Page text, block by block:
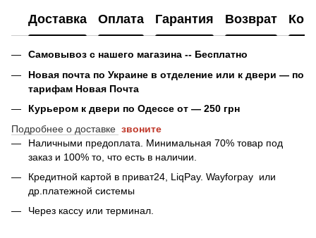
Доставка Оплата Гарантия Возврат
Самовывоз с нашего магазина -- Бесплатно
Новая почта по Украине в отделение или к двери — по
тарифам Новая Почта
Курьером к двери по Одессе от — 250 грн
Подробнее о доставке звоните
Наличными предоплата. Минимальная 70% товар под
заказ и 100% то, что есть в наличии.
Кредитной картой в приват24, LiqPay. Wayforpay или
др.платежной системы
Через кассу или терминал.